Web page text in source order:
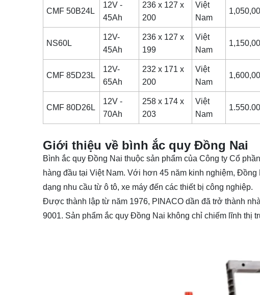
CMF 50B24L
12V -
45Ah
236 x 127 x
200
Việt
Nam
NS60L
12V-
45Ah
236 x 127 x
199
Việt
Nam
CMF 85D23L
12V-
65Ah
232 x 171 x
200
Việt
Nam
CMF 80D26L
12V -
70Ah
258 x 174 x
203
Việt
Nam
Giới thiệu về bình ắc quy Đồng Nai
Bình ắc quy Đồng Nai thuộc sản phẩm của Công ty Cổ
hàng đầu tại Việt Nam. Với hơn 45 năm kinh nghiệm,
dạng nhu cầu từ ô tô, xe máy đến các thiết bị công nghiệp.
Được thành lập từ năm 1976, PINACO dần đã trở thành
9001. Sản phẩm ắc quy Đồng Nai không chỉ chiếm lĩnh thị